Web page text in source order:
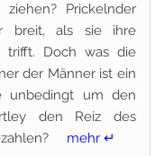
Prickelnder
breit, als sie ihre
trifft. Doch was die
der Männer ist ein
unbedingt um den
den Reiz des
mehr ↵